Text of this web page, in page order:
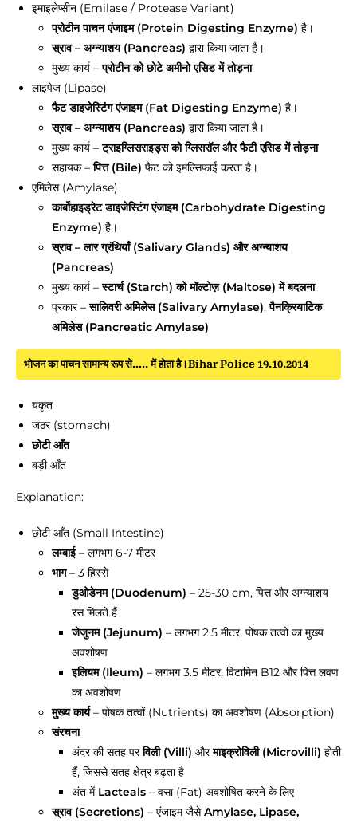
इमाइलेप्सीन (Emilase / Protease Variant)
प्रोटीन पाचन एंजाइम (Protein Digesting Enzyme) है।
स्राव – अग्न्याशय (Pancreas) द्वारा किया जाता है।
मुख्य कार्य –प्रोटीन को छोटे अमीनो एसिड में तोड़ना
लाइपेज (Lipase)
फैट डाइजेस्टिंग एंजाइम (Fat Digesting Enzyme) है।
स्राव – अग्न्याशय (Pancreas) द्वारा किया जाता है।
मुख्य कार्य –ट्राइग्लिसराइड्स को ग्लिसरॉल और फैटी एसिड में तोड़ना
सहायक –पित्त (Bile) फैट को इमल्सिफाई करता है।
एमिलेस (Amylase)
कार्बोहाइड्रेट डाइजेस्टिंग एंजाइम (Carbohydrate Digesting
Enzyme) है।
स्राव – लार ग्रंथियाँ (Salivary Glands) और अग्न्याशय
(Pancreas)
मुख्य कार्य –स्टार्च (Starch) को मॉल्टोज़ (Maltose) में बदलना
प्रकार –सालिवरी अमिलेस (Salivary Amylase),पैनक्रियाटिक
अमिलेस (Pancreatic Amylase)
भोजन का पाचन सामान्य रूप से….. में होता है।Bihar Police 19.10.2014
यकृत
जठर (stomach)
छोटी आँत
बड़ी आँत
Explanation:
छोटी आँत (Small Intestine)
लम्बाई– लगभग 6-7 मीटर
भाग– 3 हिस्से
डुओडेनम (Duodenum) – 25-30 cm, पित्त और अग्न्याशय
रस मिलते हैं
जेजुनम (Jejunum) – लगभग 2.5 मीटर, पोषक तत्वों का मुख्य
अवशोषण
इलियम (Ileum) – लगभग 3.5 मीटर, विटामिन B12 और पित्त लवण
का अवशोषण
मुख्य कार्य– पोषक तत्वों (Nutrients) का अवशोषण (Absorption)
संरचना
अंदर की सतह परविली (Villi) औरमाइक्रोविली (Microvilli) होती
हैं, जिससे सतह क्षेत्र बढ़ता है
अंत में Lacteals – वसा (Fat) अवशोषित करने के लिए
स्राव (Secretions) – एंजाइम जैसेAmylase, Lipase,